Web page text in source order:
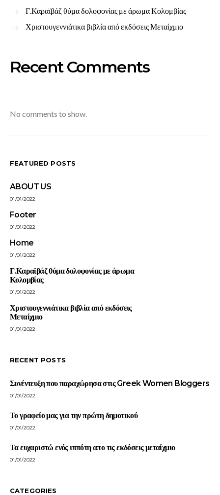
Γ.Καραϊβάζ θύμα δολοφονίας με άρωμα Κολομβίας
Χριστουγεννιάτικα βιβλία από εκδόσεις Μεταίχμιο
Recent Comments
No comments to show.
FEATURED POSTS
ABOUT US
01/01/2022
Footer
01/01/2022
Home
01/01/2022
Γ.Καραϊβάζ θύμα δολοφονίας με άρωμα
Κολομβίας
01/01/2022
Χριστουγεννιάτικα βιβλία από εκδόσεις
Μεταίχμιο
01/01/2022
RECENT POSTS
Συνέντευξη που παραχώρησα στις Greek Women Bloggers
01/01/2022
Το γραφείο μας για την πρώτη δημοτικού
01/01/2022
Τα ευχαριστώ ενός ιππότη απο τις εκδόσεις μεταίχμιο
01/01/2022
CATEGORIES